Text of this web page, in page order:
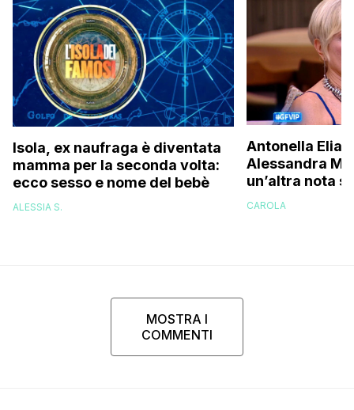
Isola, ex naufraga è diventata
mamma per la seconda volta:
ecco sesso e nome del bebè
ALESSIA S.
Antonella Elia
Alessandra
un’altra nota
una bella
CAROLA
MOSTRA I
COMMENTI